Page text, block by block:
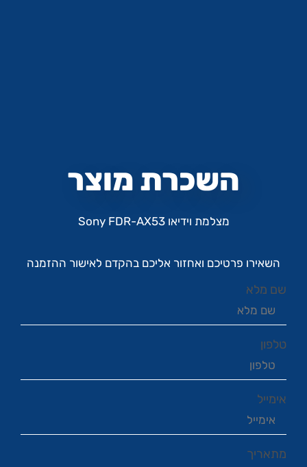
השכרת מוצר
מצלמת וידיאו Sony FDR-AX53
השאירו פרטיכם ואחזור אליכם בהקדם לאישור ההזמנה
שם מלא
טלפון
אימייל
מתאריך